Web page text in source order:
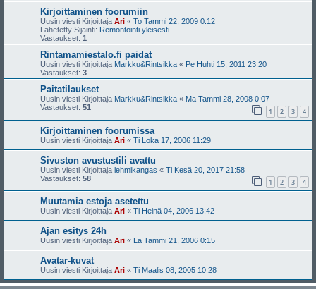
Kirjoittaminen foorumiin
Uusin viesti Kirjoittaja Ari « To Tammi 22, 2009 0:12
Lähetetty Sijainti: Remontointi yleisesti
Vastaukset: 1
Rintamamiestalo.fi paidat
Uusin viesti Kirjoittaja Markku&Rintsikka « Pe Huhti 15, 2011 23:20
Vastaukset: 3
Paitatilaukset
Uusin viesti Kirjoittaja Markku&Rintsikka « Ma Tammi 28, 2008 0:07
Vastaukset: 51 1 2 3 4
Kirjoittaminen foorumissa
Uusin viesti Kirjoittaja Ari « Ti Loka 17, 2006 11:29
Sivuston avustustili avattu
Uusin viesti Kirjoittaja lehmikangas « Ti Kesä 20, 2017 21:58
Vastaukset: 58 1 2 3 4
Muutamia estoja asetettu
Uusin viesti Kirjoittaja Ari « Ti Heinä 04, 2006 13:42
Ajan esitys 24h
Uusin viesti Kirjoittaja Ari « La Tammi 21, 2006 0:15
Avatar-kuvat
Uusin viesti Kirjoittaja Ari « Ti Maalis 08, 2005 10:28